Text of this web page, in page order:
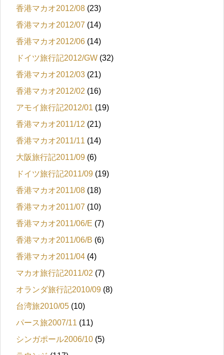
香港マカオ2012/08 (23)
香港マカオ2012/07 (14)
香港マカオ2012/06 (14)
ドイツ旅行記2012/GW (32)
香港マカオ2012/03 (21)
香港マカオ2012/02 (16)
アモイ旅行記2012/01 (19)
香港マカオ2011/12 (21)
香港マカオ2011/11 (14)
大阪旅行記2011/09 (6)
ドイツ旅行記2011/09 (19)
香港マカオ2011/08 (18)
香港マカオ2011/07 (10)
香港マカオ2011/06/E (7)
香港マカオ2011/06/B (6)
香港マカオ2011/04 (4)
マカオ旅行記2011/02 (7)
オランダ旅行記2010/09 (8)
台湾旅2010/05 (10)
パース旅2007/11 (11)
シンガポール2006/10 (5)